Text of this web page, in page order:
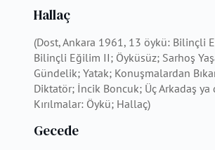
Hallaç
(Dost, Ankara 1961, 13 öykü: Bilinçli
Bilinçli Eğilim II; Öyküsüz; Sarhoş
Gündelik; Yatak; Konuşmalardan
Diktatör; İncik Boncuk; Üç Arkadaş ya
Kırılmalar: Öykü; Hallaç)
Gecede